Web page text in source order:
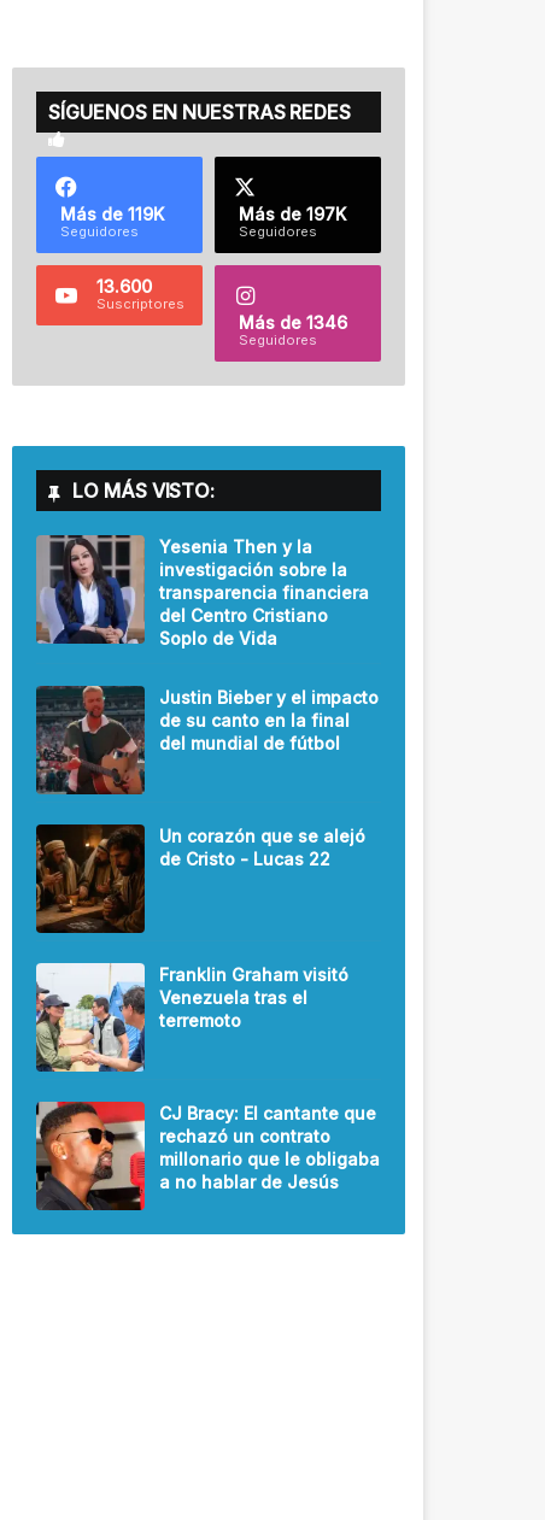
SÍGUENOS EN NUESTRAS REDES
Más de 119K
Seguidores
Más de 197K
Seguidores
13.600
Suscriptores
Más de 1346
Seguidores
LO MÁS VISTO:
Yesenia Then y la
investigación sobre la
transparencia financiera
del Centro Cristiano
Soplo de Vida
Justin Bieber y el impacto
de su canto en la final
del mundial de fútbol
Un corazón que se alejó
de Cristo - Lucas 22
Franklin Graham visitó
Venezuela tras el
terremoto
CJ Bracy: El cantante que
rechazó un contrato
millonario que le obligaba
a no hablar de Jesús